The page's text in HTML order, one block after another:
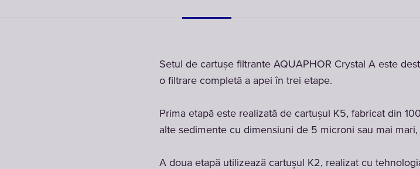
Setul de cartușe filtrante AQUAPHOR Crystal A este
o filtrare completă a apei în trei etape.
Prima etapă este realizată de cartușul K5, fabricat din
alte sedimente cu dimensiuni de 5 microni sau mai
A doua etapă utilizează cartușul K2, realizat cu